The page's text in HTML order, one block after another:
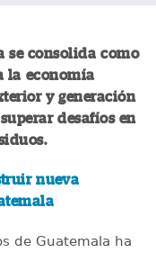
se consolida como
la economía
y generación
desafíos en
nueva
de Guatemala ha